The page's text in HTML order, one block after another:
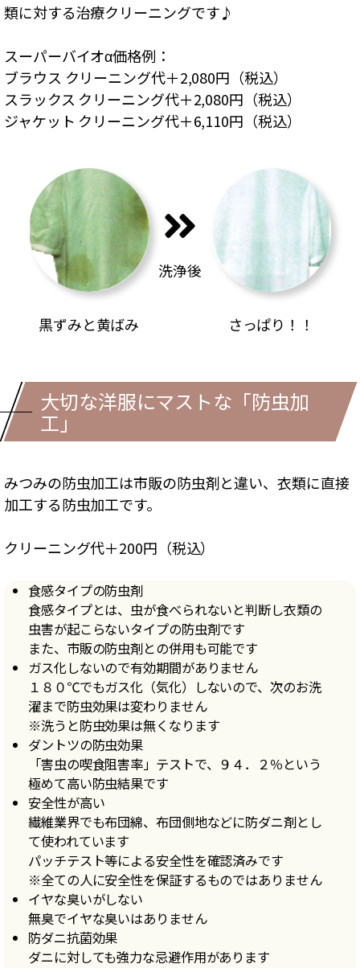
類に対する治療クリーニングです♪
スーパーバイオα価格例：
ブラウス クリーニング代＋2,080円（税込）
スラックス クリーニング代＋2,080円（税込）
ジャケット クリーニング代＋6,110円（税込）
黒ずみと黄ばみ
洗浄後
さっぱり！！
大切な洋服にマストな「防虫加
工」
みつみの防虫加工は市販の防虫剤と違い、衣類に直接
加工する防虫加工です。
クリーニング代＋200円（税込）
食感タイプの防虫剤
食感タイプとは、虫が食べられないと判断し衣類の
虫害が起こらないタイプの防虫剤です
また、市販の防虫剤との併用も可能です
ガス化しないので有効期間がありません
１８０℃でもガス化（気化）しないので、次のお洗
濯まで防虫効果は変わりません
※洗うと防虫効果は無くなります
ダントツの防虫効果
「害虫の喫食阻害率」テストで、９４．２％という
極めて高い防虫結果です
安全性が高い
繊維業界でも布団綿、布団側地などに防ダニ剤とし
て使われています
パッチテスト等による安全性を確認済みです
※全ての人に安全性を保証するものではありません
イヤな臭いがしない
無臭でイヤな臭いはありません
防ダニ抗菌効果
ダニに対しても強力な忌避作用があります